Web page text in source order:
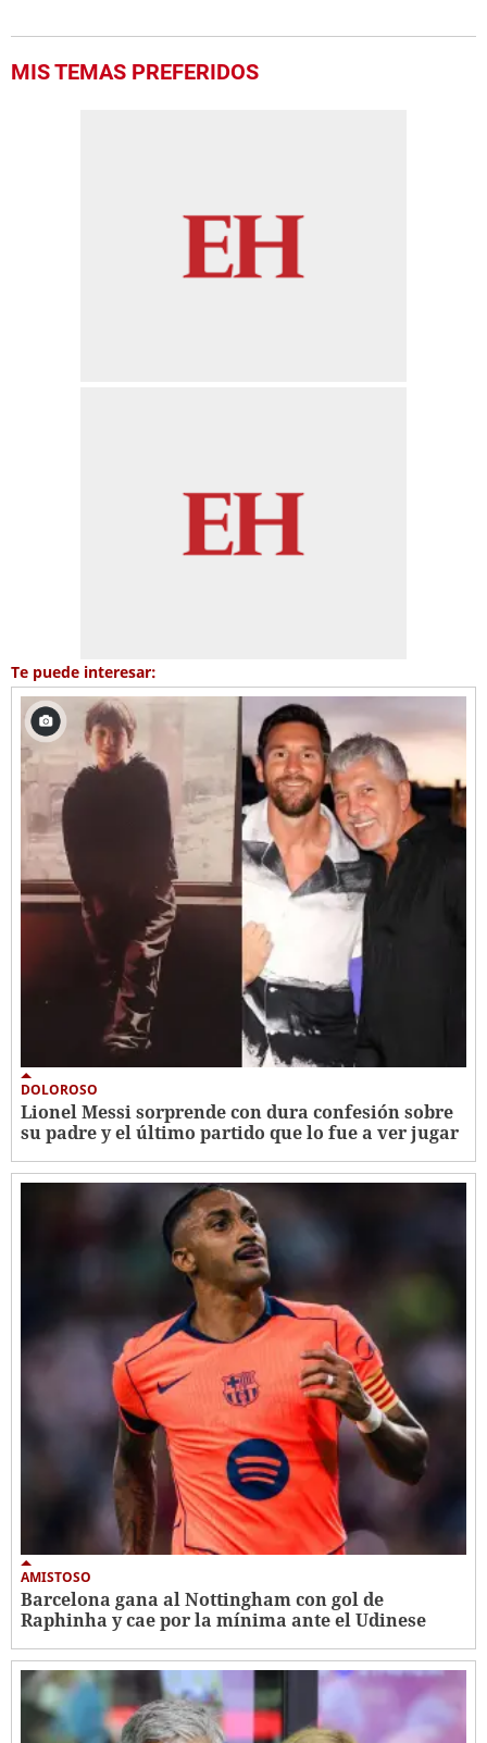
seconds
MIS TEMAS PREFERIDOS
Te puede interesar:
DOLOROSO
Lionel Messi sorprende con dura confesión sobre
su padre y el último partido que lo fue a ver jugar
AMISTOSO
Barcelona gana al Nottingham con gol de
Raphinha y cae por la mínima ante el Udinese